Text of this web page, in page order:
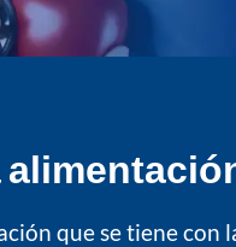
que se tiene con